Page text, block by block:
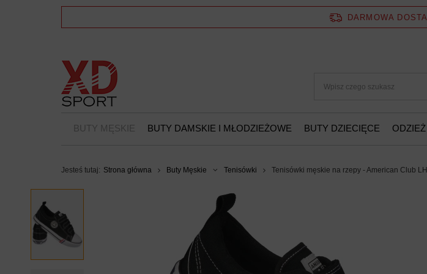
DARMOWA
BUTY MĘSKIE BUTY DAMSKIE I MŁODZIEŻOWE BUTY DZIECIĘCE
Jesteś tutaj: Strona główna Buty Męskie Tenisówki Tenisówki męskie na rzepy - American Club